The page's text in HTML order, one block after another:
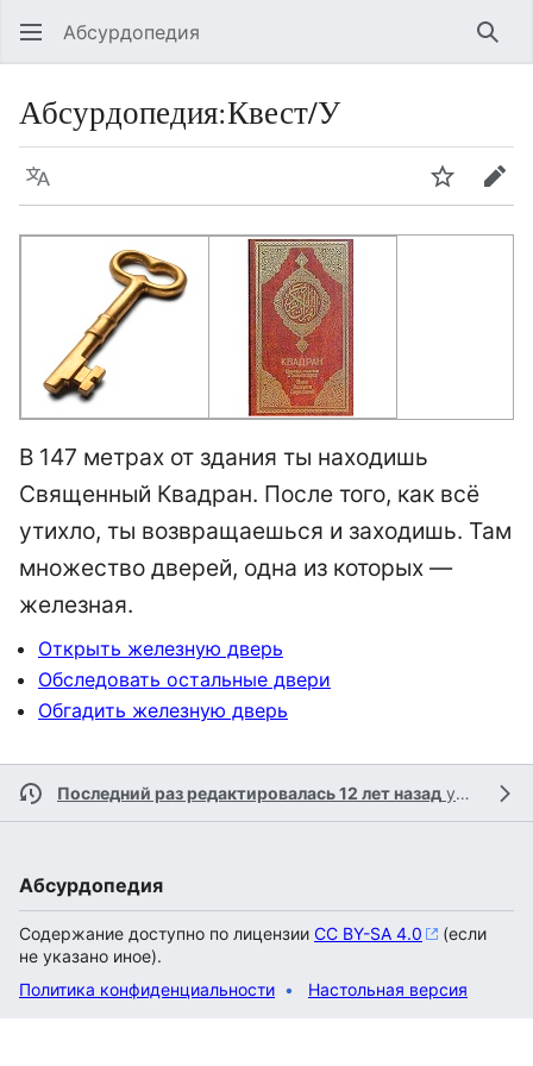
Абсурдопедия
Абсурдопедия:Квест/У
Язык
В 147 метрах от здания ты находишь
Священный Квадран. После того, как всё
утихло, ты возвращаешься и заходишь. Там
множество дверей, одна из которых —
железная.
Открыть железную дверь
Обследовать остальные двери
Обгадить железную дверь
Последний раз редактировалась 12 лет назад участником
Абсурдопедия
Содержание доступно по лицензии CC BY-SA 4.0
(если
не указано иное).
Политика конфиденциальности
Настольная версия